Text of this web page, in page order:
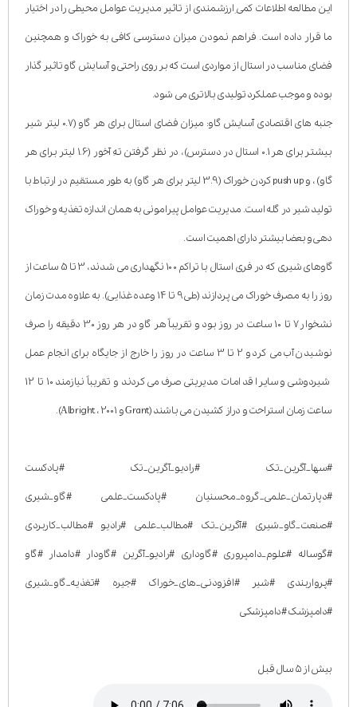
این مطالعه اطلاعات کمیِ ارزشمندی از تاثیر مدیریت عوامل محیطی را در اختیار
ما قرار داده است. فراهم نمودن میزان دسترسی کافی به خوراک و همچنین
فضای مناسب در استال از مواردی است که بر روی راحتی و آسایش گاو تاثیر گذار
بوده و موجب عملکرد تولیدی بالاتری می شود.
جنبه های اقتصادی آسایش گاو: میزان فضای استال برای هر گاو (0.7 لیتر شیر
بیشتر برای هر 0.1 استال در دسترس)، در نظر گرفتن تهِ آخور (1.6 لیتر برای هر
گاو) ، و push up کردن خوراک (3.9 لیتر برای هر گاو) به طور مستقیم در ارتباط با
تولید شیر در گله است. مدیریت عوامل پیرامونی به همان اندازه تغذیه و خوراک
دهی و بعضا بیشتر دارای اهمیت است.
گاوهای شیری که در فری استال با تراکم 100 نگهداری می شدند، 3 تا 5 ساعت از
روز را به مصرف خوراک می پردازند (طی 9 تا 14 وعده غذایی). به علاوه مدت زمان
نشخوار 7 تا 10 ساعت در روز بود و تقریباً هر گاو در هر روز 30 دقیقه را صرف
نوشیدن آب می کرد و 2 تا 3 ساعت در روز را خارج از جایگاه برای انجام عمل
شیردوشی و سایر اقدامات مدیریتی صرف می کردند و تقریباً نیازمند 10 تا 12
ساعت زمان استراحت و دراز کشیدن می باشند (Grant و Albright ، 2001).
#سها_آگرین_تک #رادیو_آگرین_تک #پادکست
#دپارتمان_علمی_گروه_محسنیان #پادکست_علمی #گاو_شیری
#صنعت_گاو_شیری #آگرین_تک #مطالب_علمی #رادیو #مطالب_کاربردی
#گوساله #علوم_دامپروری #گاوداری #رادیو_آگرین #گاودار #دامدار #گاو
#پرواربندی #شیر #افزودنی_های_خوراک #جیره #تغذیه_گاو_شیری
#دامپزشک #دامپزشکی
بیش از ۵ سال قبل